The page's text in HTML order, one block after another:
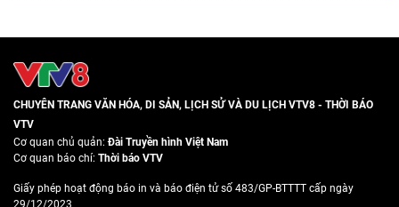
CHUYÊN TRANG VĂN HÓA, DI SẢN, LỊCH SỬ VÀ DU LỊCH VTV8 - THỜI BÁO
VTV
Cơ quan chủ quản:Đài Truyền hình Việt Nam
Cơ quan báo chí: Thời báo VTV
Giấy phép hoạt động báo in và báo điện tử số 483/GP-BTTTT cấp ngày
29/12/2023